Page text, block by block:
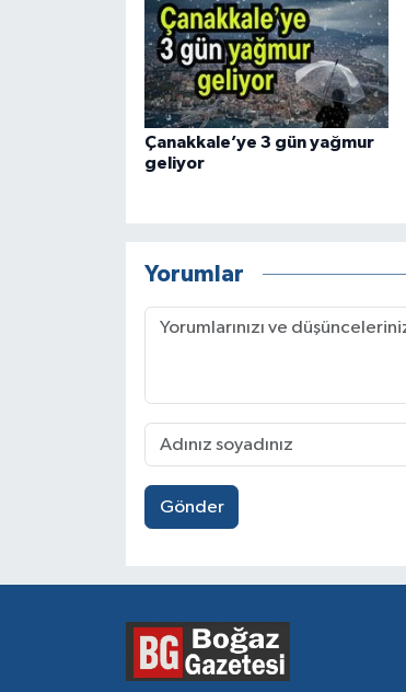
Çanakkale’ye 3 gün yağmur
geliyor
Yorumlar
Gönder